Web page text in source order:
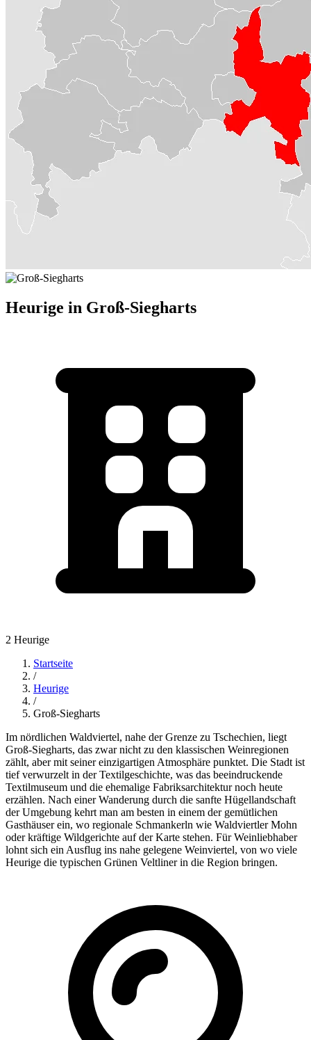
Heurige in Groß-Siegharts
2 Heurige
Startseite
/
Heurige
/
Groß-Siegharts
Im nördlichen Waldviertel, nahe der Grenze zu Tschechien, liegt
Groß-Siegharts, das zwar nicht zu den klassischen Weinregionen
zählt, aber mit seiner einzigartigen Atmosphäre punktet. Die Stadt ist
tief verwurzelt in der Textilgeschichte, was das beeindruckende
Textilmuseum und die ehemalige Fabriksarchitektur noch heute
erzählen. Nach einer Wanderung durch die sanfte Hügellandschaft
der Umgebung kehrt man am besten in einem der gemütlichen
Gasthäuser ein, wo regionale Schmankerln wie Waldviertler Mohn
oder kräftige Wildgerichte auf der Karte stehen. Für Weinliebhaber
lohnt sich ein Ausflug ins nahe gelegene Weinviertel, von wo viele
Heurige die typischen Grünen Veltliner in die Region bringen.